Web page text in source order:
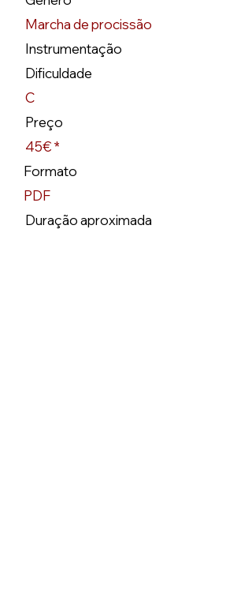
Marcha de procissão
Instrumentação
Dificuldade
C
Preço
45€ *
Formato
PDF
Duração aproximada